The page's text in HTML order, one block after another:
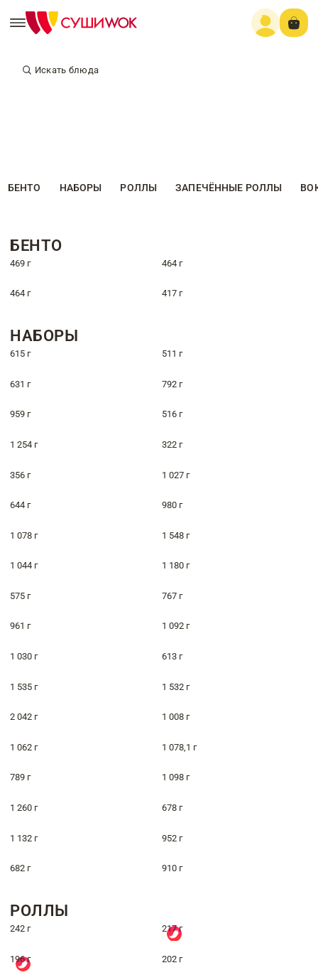
Искать блюда
БЕНТО НАБОРЫ РОЛЛЫ ЗАПЕЧЁННЫЕ РОЛЛЫ
БЕНТО
469 г 464 г
464 г 417 г
НАБОРЫ
615 г 511 г
631 г 792 г
959 г 516 г
1 254 г 322 г
356 г 1 027 г
644 г 980 г
1 078 г 1 548 г
1 044 г 1 180 г
575 г 767 г
961 г 1 092 г
1 030 г 613 г
1 535 г 1 532 г
2 042 г 1 008 г
1 062 г 1 078,1 г
789 г 1 098 г
1 260 г 678 г
1 132 г 952 г
682 г 910 г
РОЛЛЫ
242 г 217 г
196 г 202 г